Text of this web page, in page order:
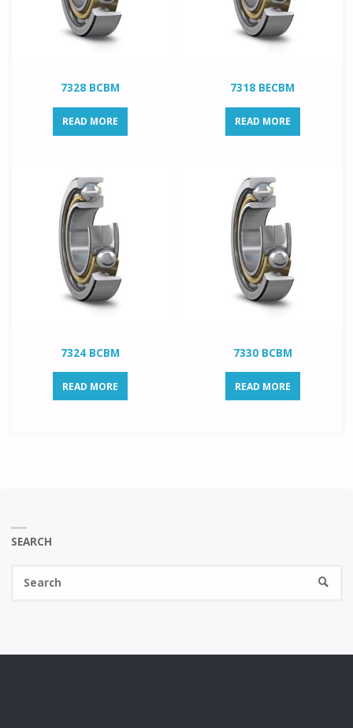
7328 BCBM
READ MORE
7318 BECBM
READ MORE
7324 BCBM
READ MORE
7330 BCBM
READ MORE
SEARCH